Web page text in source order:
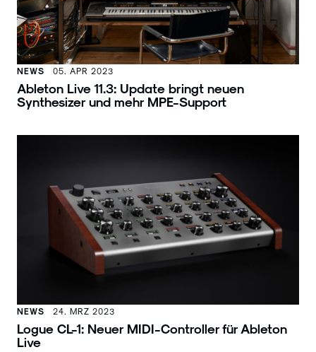
NEWS 05. APR 2023
Ableton Live 11.3: Update bringt neuen
Synthesizer und mehr MPE-Support
NEWS 24. MRZ 2023
Logue CL-1: Neuer MIDI-Controller für Ableton
Live